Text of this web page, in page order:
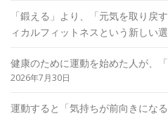
「鍛える」より、「元気を取り戻
ィカルフィットネスという新しい
健康のために運動を始めた人が、
2026年7月30日
運動すると「気持ちが前向きにな